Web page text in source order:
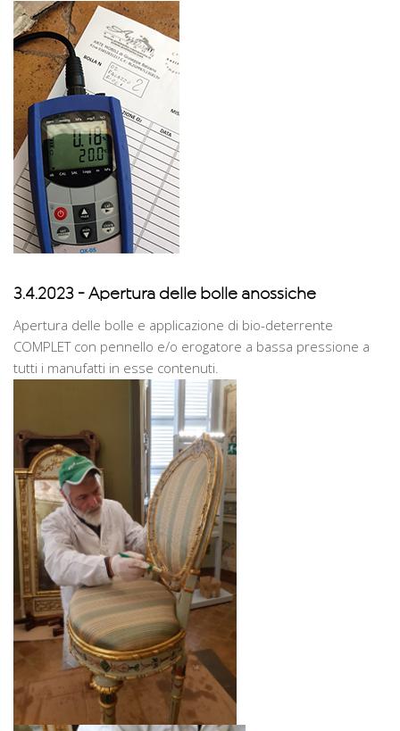
3.4.2023 - Apertura delle bolle anossiche
Apertura delle bolle e applicazione di bio-deterrente
COMPLET con pennello e/o erogatore a bassa pressione a
tutti i manufatti in esse contenuti.